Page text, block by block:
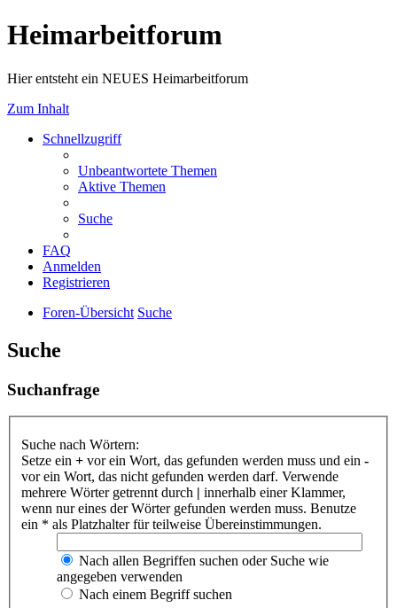
Heimarbeitforum
Hier entsteht ein NEUES Heimarbeitforum
Zum Inhalt
Schnellzugriff
Unbeantwortete Themen
Aktive Themen
Suche
FAQ
Anmelden
Registrieren
Foren-Übersicht Suche
Suche
Suchanfrage
Suche nach Wörtern:
Setze ein + vor ein Wort, das gefunden werden muss und ein -
vor ein Wort, das nicht gefunden werden darf. Verwende
mehrere Wörter getrennt durch | innerhalb einer Klammer,
wenn nur eines der Wörter gefunden werden muss. Benutze
ein * als Platzhalter für teilweise Übereinstimmungen.
Nach allen Begriffen suchen oder Suche wie
angegeben verwenden
Nach einem Begriff suchen